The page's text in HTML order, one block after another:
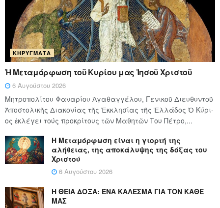
ΚΗΡΎΓΜΑΤΑ
Ἡ Μεταμόρφωση τοῦ Κυρίου μας Ἰησοῦ Χριστοῦ
6 Αυγούστου 2026
Μητροπολίτου Φαναρίου Ἀγαθαγγέλου, Γενικοῦ Διευθυντοῦ
Ἀποστολικῆς Διακονίας τῆς Ἐκκλησίας τῆς Ἑλλάδος Ὁ Κύ­ρι­
ος ἐκλέγει τούς προ­κρί­τους τῶν Μα­θη­τῶν Του Πέ­τρο,...
Η Μεταμόρφωση είναι η γιορτή της
αλήθειας, της αποκάλυψης της δόξας του
Χριστού
6 Αυγούστου 2026
Η ΘΕΙΑ ΔΟΞΑ: ΈΝΑ ΚΑΛΕΣΜΑ ΓΙΑ ΤΟΝ ΚΑΘΕ
ΜΑΣ